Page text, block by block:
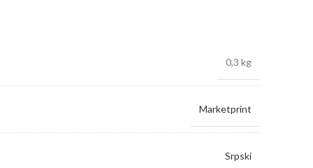
0,3 kg
Marketprint
Srpski